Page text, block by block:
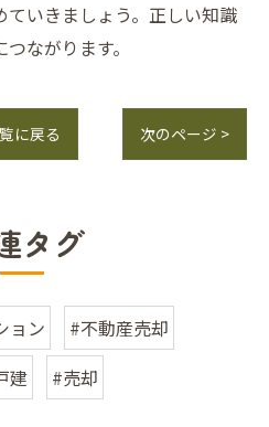
いきましょう。正しい知識
ながります。
に戻る 次のページ >
タグ
ョン
#不動産売却
建
#売却